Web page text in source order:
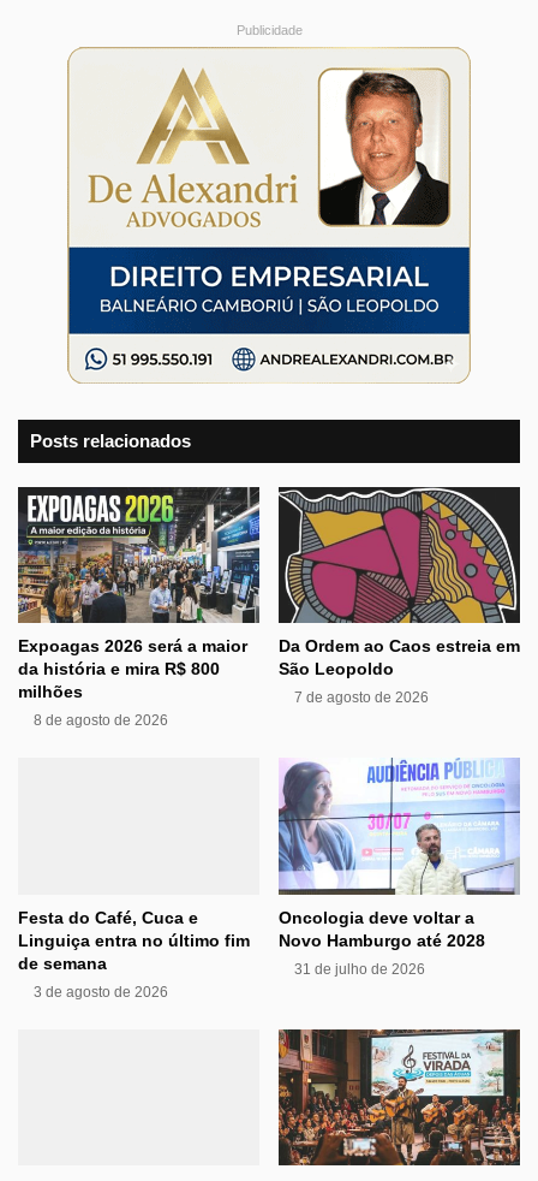
Publicidade
Posts relacionados
Expoagas 2026 será a maior
da história e mira R$ 800
milhões
8 de agosto de 2026
Da Ordem ao Caos estreia em
São Leopoldo
7 de agosto de 2026
Festa do Café, Cuca e
Linguiça entra no último fim
de semana
3 de agosto de 2026
Oncologia deve voltar a
Novo Hamburgo até 2028
31 de julho de 2026